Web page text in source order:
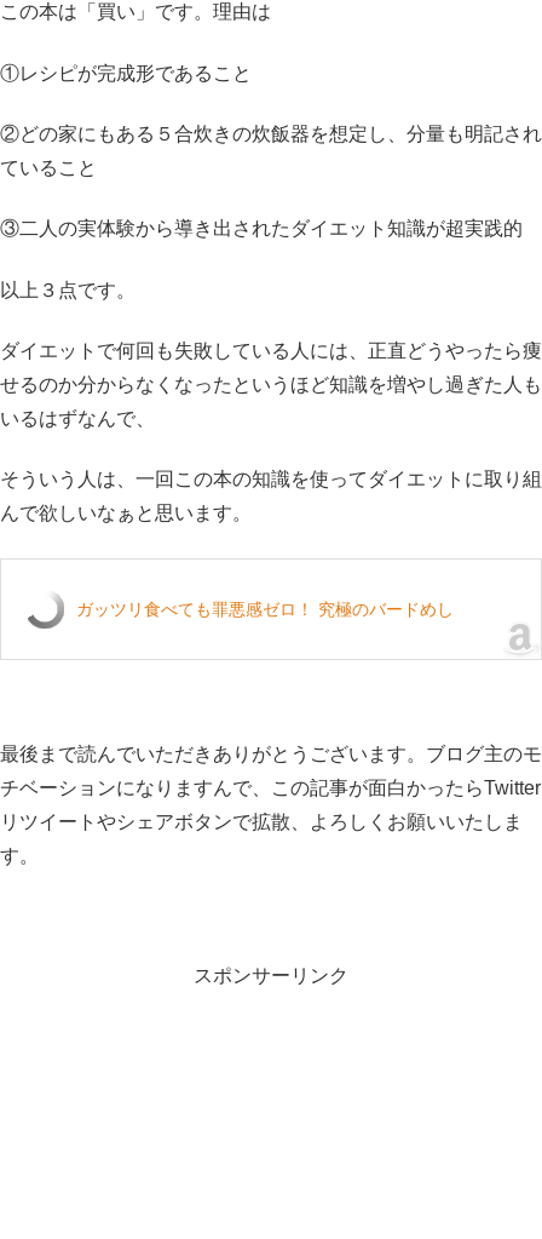
この本は「買い」です。理由は
①レシピが完成形であること
②どの家にもある５合炊きの炊飯器を想定し、分量も明記され
ていること
③二人の実体験から導き出されたダイエット知識が超実践的
以上３点です。
ダイエットで何回も失敗している人には、正直どうやったら痩
せるのか分からなくなったというほど知識を増やし過ぎた人も
いるはずなんで、
そういう人は、一回この本の知識を使ってダイエットに取り組
んで欲しいなぁと思います。
ガッツリ食べても罪悪感ゼロ！ 究極のバードめし
最後まで読んでいただきありがとうございます。ブログ主のモ
チベーションになりますんで、この記事が面白かったらTwitter
リツイートやシェアボタンで拡散、よろしくお願いいたしま
す。
スポンサーリンク